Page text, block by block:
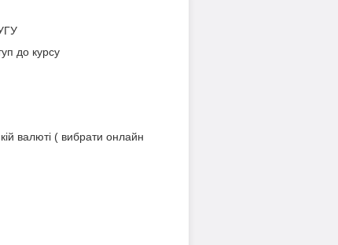
до курсу
валюті ( вибрати онлайн